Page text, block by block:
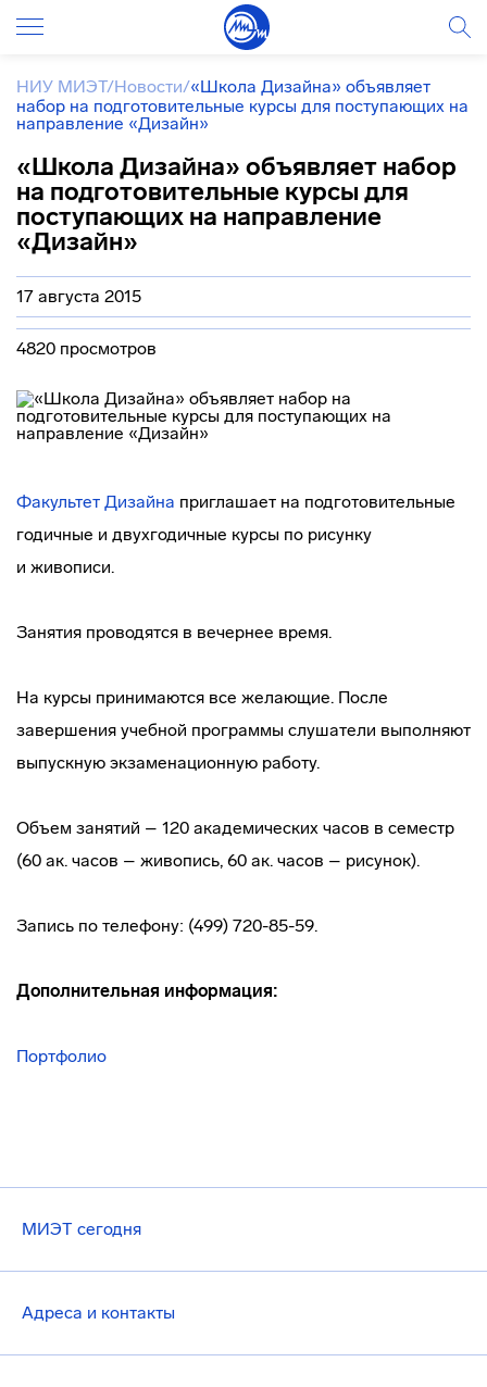
НИУ МИЭТ/Новости/«Школа Дизайна» объявляет
набор на подготовительные курсы для поступающих на
направление «Дизайн»
«Школа Дизайна» объявляет набор
на подготовительные курсы для
поступающих на направление
«Дизайн»
17 августа 2015
4820 просмотров
Факультет Дизайна приглашает на подготовительные
годичные и двухгодичные курсы по рисунку
и живописи.
Занятия проводятся в вечернее время.
На курсы принимаются все желающие. После
завершения учебной программы слушатели выполняют
выпускную экзаменационную работу.
Объем занятий – 120 академических часов в семестр
(60 ак. часов – живопись, 60 ак. часов – рисунок).
Запись по телефону: (499) 720-85-59.
Дополнительная информация:
Портфолио
МИЭТ сегодня
Адреса и контакты